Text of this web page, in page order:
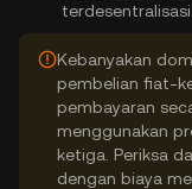
terdesentralisasi
Kebanyakan
pembelian fiat-
pembayaran
menggunakan
ketiga. Periksa
dengan biaya